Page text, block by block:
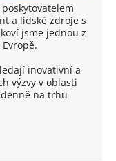
a lidské zdroje s
jsme jednou z
inovativní a
výzvy v oblasti
na trhu